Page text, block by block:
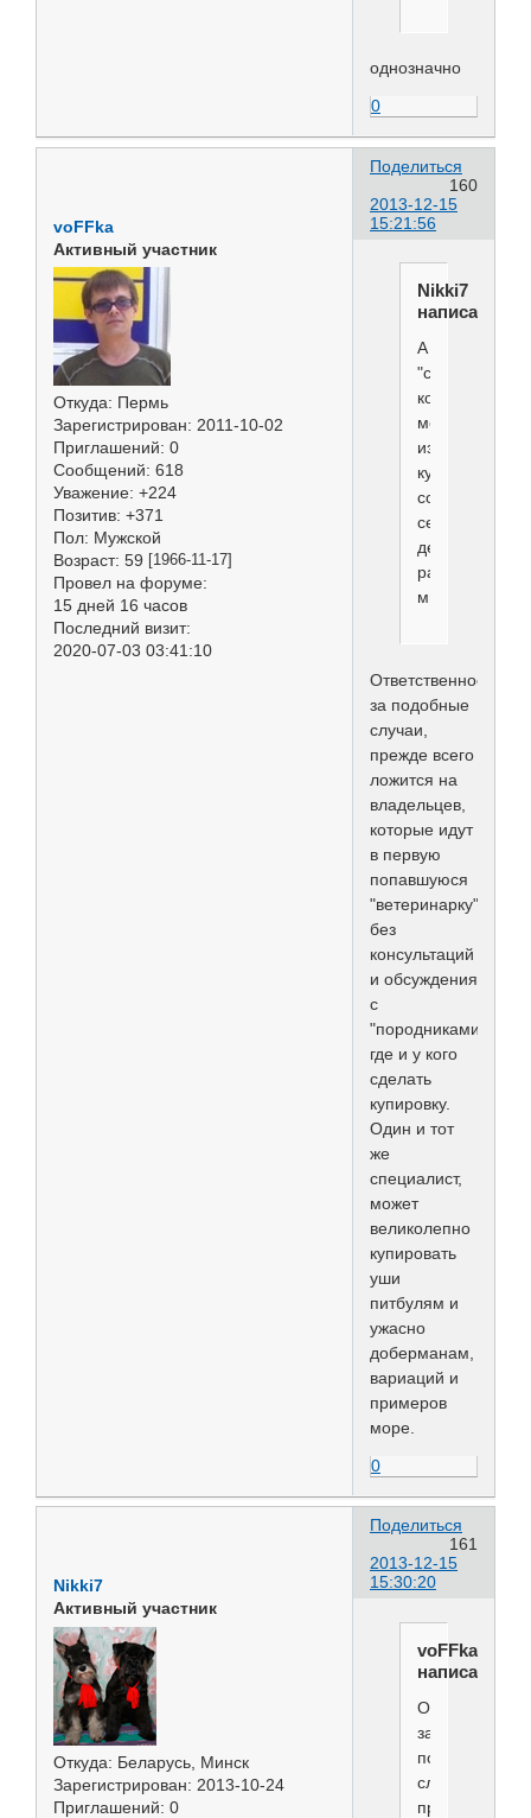
однозначно
0
Поделиться
160
2013-12-15
15:21:56
voFFka
Активный участник
Откуда: Пермь
Зарегистрирован: 2011-10-02
Приглашений: 0
Сообщений: 618
Уважение: +224
Позитив: +371
Пол: Мужской
Возраст: 59 [1966-11-17]
Провел на форуме:
15 дней 16 часов
Последний визит:
2020-07-03 03:41:10
Nikki7
написал(а):
А
которые
могут
изуродовать
купировкой
собаку
сейчас
развелось
много.
Ответственность
за подобные
случаи,
прежде всего
ложится на
владельцев,
которые идут
в первую
попавшуюся
"ветеринарку",
без
консультаций
и обсуждения
с
"породниками",
где и у кого
сделать
купировку.
Один и тот
же
специалист,
может
великолепно
купировать
уши
питбулям и
ужасно
доберманам,
вариаций и
примеров
море.
0
Поделиться
161
2013-12-15
15:30:20
Nikki7
Активный участник
Откуда: Беларусь, Минск
Зарегистрирован: 2013-10-24
Приглашений: 0
voFFka
написал(а):
за
подобные
случаи,
прежде